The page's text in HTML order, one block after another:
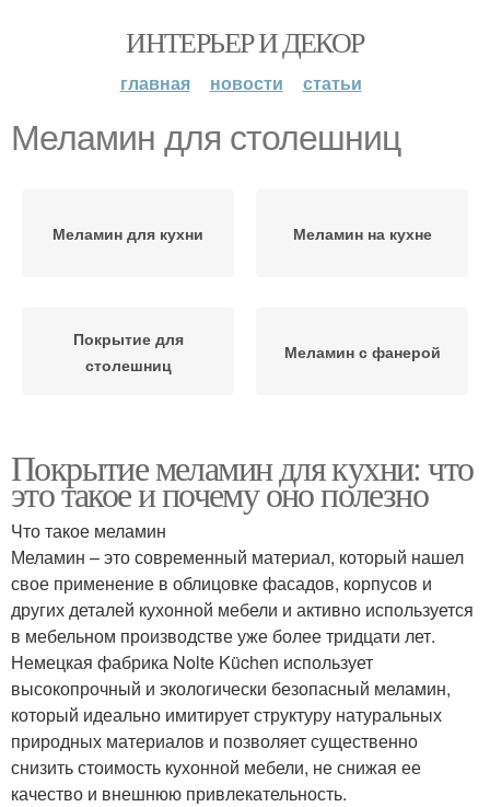
ИНТЕРЬЕР И ДЕКОР
главная новости статьи
Меламин для столешниц
Меламин для кухни Меламин на кухне
Покрытие для
столешниц
Меламин с фанерой
Покрытие меламин для кухни: что
это такое и почему оно полезно
Что такое меламин
Меламин – это современный материал, который нашел
свое применение в облицовке фасадов, корпусов и
других деталей кухонной мебели и активно используется
в мебельном производстве уже более тридцати лет.
Немецкая фабрика Nolte Küchen использует
высокопрочный и экологически безопасный меламин,
который идеально имитирует структуру натуральных
природных материалов и позволяет существенно
снизить стоимость кухонной мебели, не снижая ее
качество и внешнюю привлекательность.